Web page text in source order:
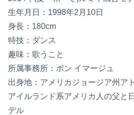
生年月日：1998年2月10日
身長：180cm
特技：ダンス
趣味：歌うこと
所属事務所：ボン イマージュ
出身地：アメリカジョージア州ア
アイルランド系アメリカ人の父と
デル